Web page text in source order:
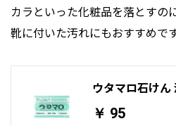
カラといった化粧品を落とすの
靴に付いた汚れにもおすすめです
ウタマロ石け
￥ 95